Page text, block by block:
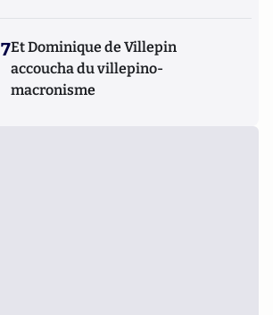
7Et Dominique de Villepin
accoucha du villepino-
macronisme